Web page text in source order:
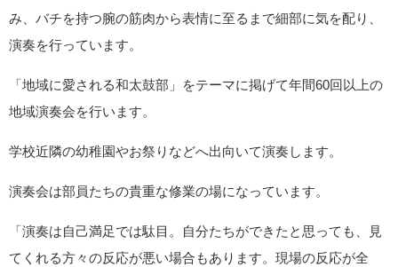
み、バチを持つ腕の筋肉から表情に至るまで細部に気を配り、
演奏を行っています。
「地域に愛される和太鼓部」をテーマに掲げて年間60回以上の
地域演奏会を行います。
学校近隣の幼稚園やお祭りなどへ出向いて演奏します。
演奏会は部員たちの貴重な修業の場になっています。
「演奏は自己満足では駄目。自分たちができたと思っても、見
てくれる方々の反応が悪い場合もあります。現場の反応が全